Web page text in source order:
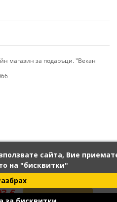
сайта, Вие
на "бисквитки"
€  ПОРЪЧАЙ
магазин за подаръци. "Векан